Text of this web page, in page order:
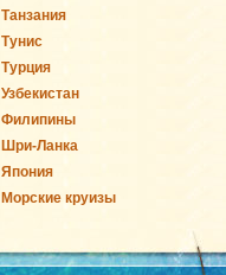
Танзания
Тунис
Турция
Узбекистан
Филипины
Шри-Ланка
Япония
Морские круизы